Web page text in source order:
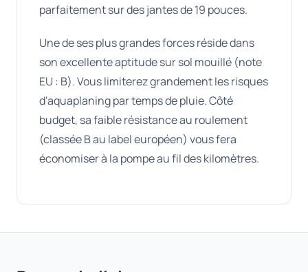
parfaitement sur des jantes de 19 pouces.
Une de ses plus grandes forces réside dans
son excellente aptitude sur sol mouillé (note
EU : B). Vous limiterez grandement les risques
d'aquaplaning par temps de pluie. Côté
budget, sa faible résistance au roulement
(classée B au label européen) vous fera
économiser à la pompe au fil des kilomètres.